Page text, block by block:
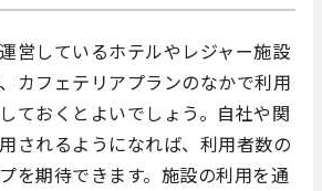
営しているホテルやレジャー施設
カフェテリアプランのなかで利用
ておくとよいでしょう。自社や関
されるようになれば、利用者数の
を期待できます。施設の利用を通